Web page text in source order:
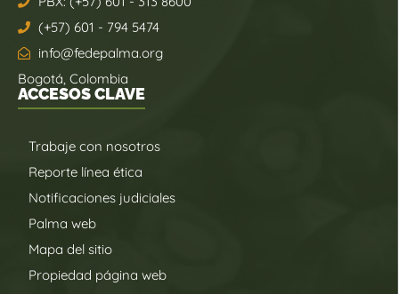
(+57) 601 - 794 5474
info@fedepalma.org
Bogotá, Colombia
ACCESOS CLAVE
Trabaje con nosotros
Reporte línea ética
Notificaciones judiciales
Palma web
Mapa del sitio
Propiedad página web